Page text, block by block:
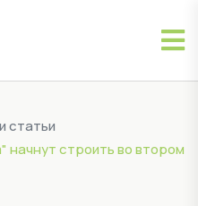
статьи
строить во втором